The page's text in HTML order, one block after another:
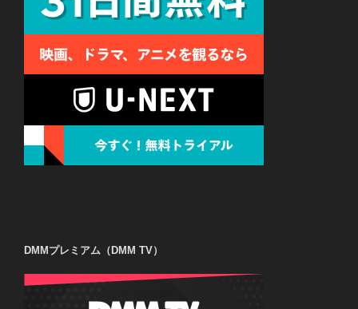
DMMプレミアム（DMM TV）